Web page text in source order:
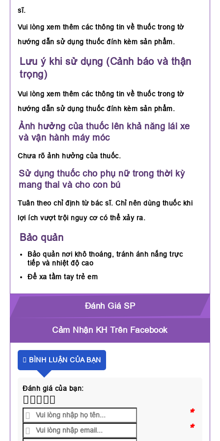
sĩ.
Vui lòng xem thêm các thông tin về thuốc trong tờ
hướng dẫn sử dụng thuốc đính kèm sản phẩm.
Lưu ý khi sử dụng (Cảnh báo và thận
trọng)
Vui lòng xem thêm các thông tin về thuốc trong tờ
hướng dẫn sử dụng thuốc đính kèm sản phẩm.
Ảnh hưởng của thuốc lên khả năng lái xe
và vận hành máy móc
Chưa rõ ảnh hưởng của thuốc.
Sử dụng thuốc cho phụ nữ trong thời kỳ
mang thai và cho con bú
Tuân theo chỉ định từ bác sĩ. Chỉ nên dùng thuốc khi
lợi ích vượt trội nguy cơ có thể xảy ra.
Bảo quản
Bảo quản nơi khô thoáng, tránh ánh nắng trực
tiếp và nhiệt độ cao
Để xa tầm tay trẻ em
Đánh Giá SP
Cảm Nhận KH Trên Facebook
BÌNH LUẬN CỦA BẠN
Đánh giá của bạn:
*
*